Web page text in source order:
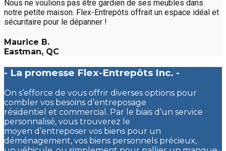
Nous ne voulions pas être gardien de ses meubles dans
notre petite maison. Flex-Entrepôts offrait un espace idéal et
sécuritaire pour le dépanner !
Maurice B.
Eastman, QC
- La promesse Flex-Entrepôts Inc. -
On s’efforce de vous offrir diverses options pour
combler vos besoins d’entreposage
résidentiel et commercial. Par le biais d’un service
personnalisé, vous trouverez le
moyen d’entreposer vos biens pour un
déménagement, vos biens personnels précieux,